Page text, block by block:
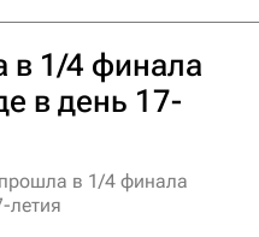
в 1/4 финала
в день 17-
в 1/4 финала
летия